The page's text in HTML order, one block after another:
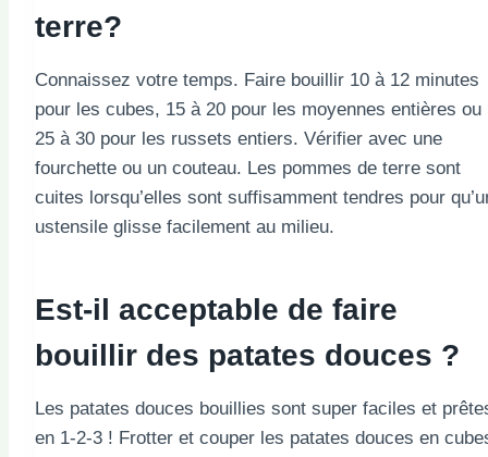
terre?
Connaissez votre temps. Faire bouillir 10 à 12 minutes
pour les cubes, 15 à 20 pour les moyennes entières ou
25 à 30 pour les russets entiers. Vérifier avec une
fourchette ou un couteau. Les pommes de terre sont
cuites lorsqu’elles sont suffisamment tendres pour
ustensile glisse facilement au milieu.
Est-il acceptable de faire
bouillir des patates douces ?
Les patates douces bouillies sont super faciles et
en 1-2-3 ! Frotter et couper les patates douces en